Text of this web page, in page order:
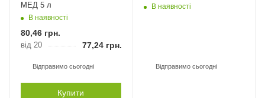
МЕД 5 л
В наявності
80,46 грн.
від 20 77,24 грн.
Відправимо сьогодні
Купити
В наявності
Відправимо сьогодні